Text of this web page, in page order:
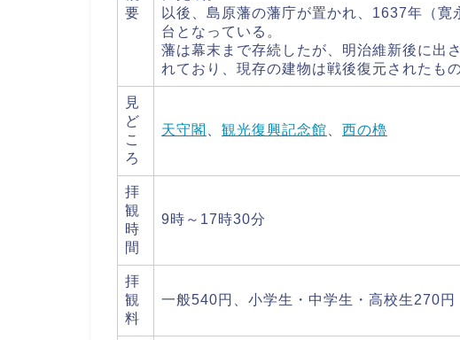
要
以後、島原藩の藩庁が置かれ、1637年（
台となっている。
藩は幕末まで存続したが、明治維新後に出
れており、現存の建物は戦後復元されたもの
見
ど
こ
ろ
天守閣 観光復興記念館 西の櫓
拝
観
時
間
9時～17時30分
拝
観
料
一般540円、小学生・中学生・高校生270円